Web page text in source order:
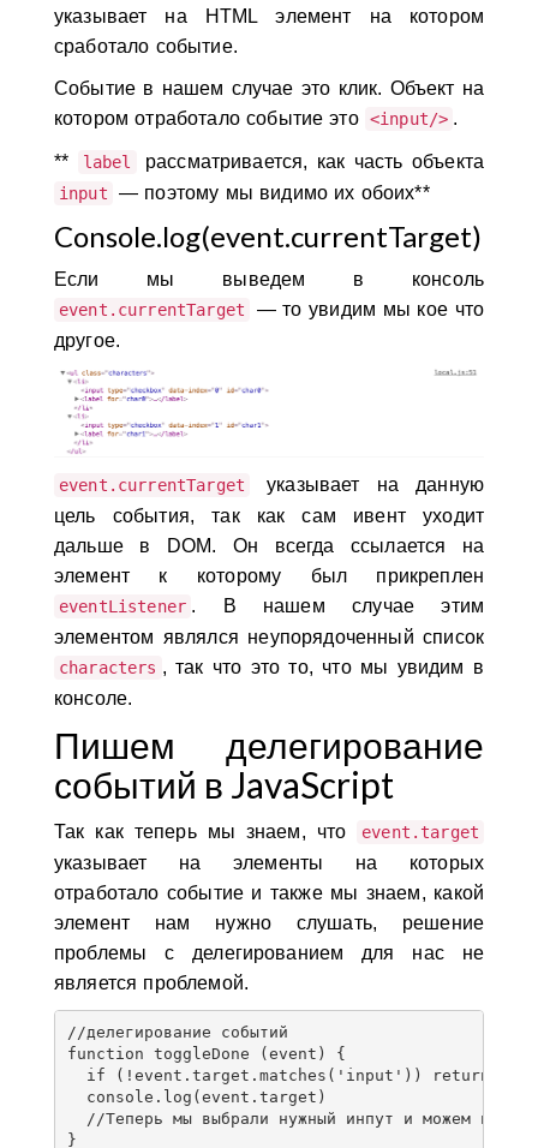
указывает на HTML элемент на котором
сработало событие.
Событие в нашем случае это клик. Объект на
котором отработало событие это <input/> .
** label рассматривается, как часть объекта
input — поэтому мы видимо их обоих**
Console.log(event.currentTarget)
Если мы выведем в консоль
event.currentTarget
— то увидим мы кое что
другое.
event.currentTarget
указывает на данную
цель события, так как сам ивент уходит
дальше в DOM. Он всегда ссылается на
элемент к которому был прикреплен
eventListener . В нашем случае этим
элементом являлся неупорядоченный список
characters , так что это то, что мы увидим в
консоле.
Пишем делегирование
событий в JavaScript
Так как теперь мы знаем, что event.target
указывает на элементы на которых
отработало событие и также мы знаем, какой
элемент нам нужно слушать, решение
проблемы с делегированием для нас не
является проблемой.
//делегирование событий
function toggleDone (event) {
  if (!event.target.matches('input')) return
  console.log(event.target)
//Теперь мы выбрали нужный инпут и можем